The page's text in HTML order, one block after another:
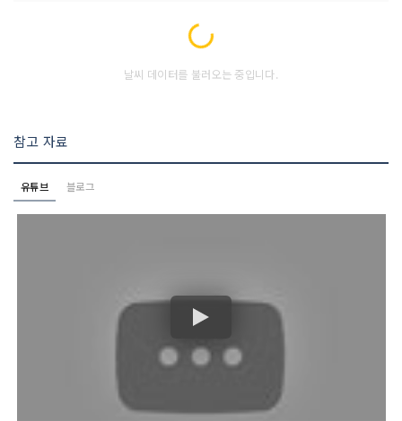
Loading...
날씨 데이터를 불러오는 중입니다.
참고 자료
유튜브 블로그